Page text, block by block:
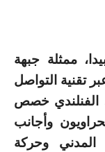
ممثلة جبهة
تقنية التواصل
الفنلندي خصص
وأجانب
وحركة